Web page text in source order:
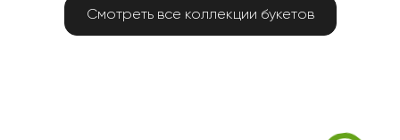
Смотреть все коллекции букетов